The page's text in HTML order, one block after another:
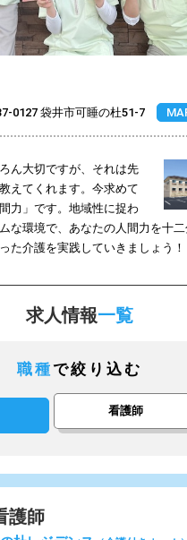
0127 袋井市可睡の杜51-7
ん大切ですが、それは先
えてくれます。今求めて
力」です。地域性に捉わ
な環境で、あなたの人間力を十
た介護を実践していきましょう！
求人情報一覧
職種で絞り込む
看護師
護師